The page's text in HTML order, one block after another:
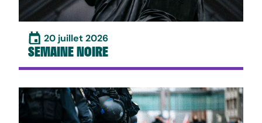
20 juillet 2026
SEMAINE NOIRE